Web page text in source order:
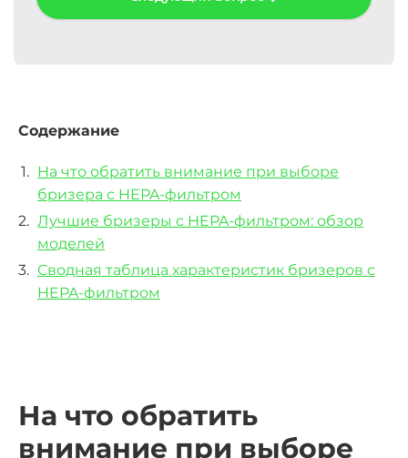
Содержание
На что обратить внимание при выборе
бризера с HEPA-фильтром
Лучшие бризеры с HEPA-фильтром: обзор
моделей
Сводная таблица характеристик бризеров с
HEPA-фильтром
На что обратить
внимание при выборе